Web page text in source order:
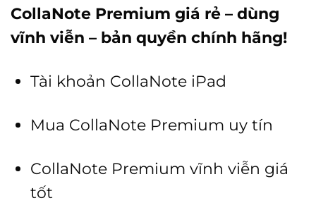
CollaNote Premium giá rẻ – dùng
vĩnh viễn – bản quyền chính hãng!
Tài khoản CollaNote iPad
Mua CollaNote Premium uy tín
CollaNote Premium vĩnh viễn giá
tốt